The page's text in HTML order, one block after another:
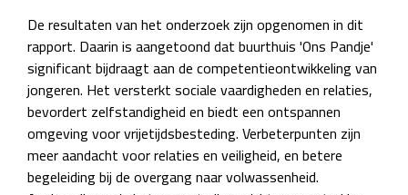
De resultaten van het onderzoek zijn opgenomen in dit
rapport. Daarin is aangetoond dat buurthuis 'Ons Pandje'
significant bijdraagt aan de competentieontwikkeling van
jongeren. Het versterkt sociale vaardigheden en relaties,
bevordert zelfstandigheid en biedt een ontspannen
omgeving voor vrijetijdsbesteding. Verbeterpunten zijn
meer aandacht voor relaties en veiligheid, en betere
begeleiding bij de overgang naar volwassenheid.